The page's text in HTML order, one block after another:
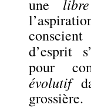
une
d’esprit
pour
évolutif
grossière.